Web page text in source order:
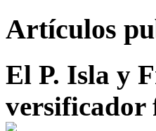
Artículos
El P. Isla y
versificador